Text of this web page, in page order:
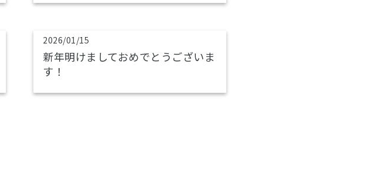
2026/01/15
新年明けましておめでとうございま
す！